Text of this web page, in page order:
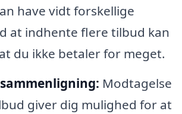
have vidt forskellige
at indhente flere tilbud kan
du ikke betaler for meget.
Modtagelse
giver dig mulighed for at